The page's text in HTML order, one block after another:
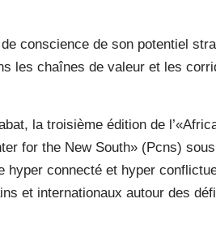
conscience de son potentiel
les chaînes de valeur et les
la troisième édition de
for the New South» (Pcns)
hyper connecté et hyper
et internationaux autour des